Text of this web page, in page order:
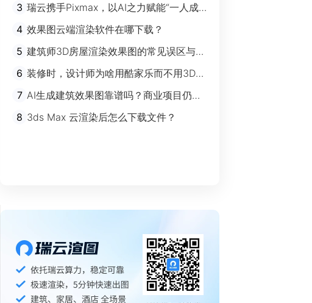
3 瑞云携手Pixmax，以AI之力赋能“一人成
4 效果图云端渲染软件在哪下载？
5 建筑师3D房屋渲染效果图的常见误区与规
避指南
6 装修时，设计师为啥用酷家乐而不用3Ds
max？
7 AI生成建筑效果图靠谱吗？商业项目仍离
不开传统渲染
8 3ds Max 云渲染后怎么下载文件？